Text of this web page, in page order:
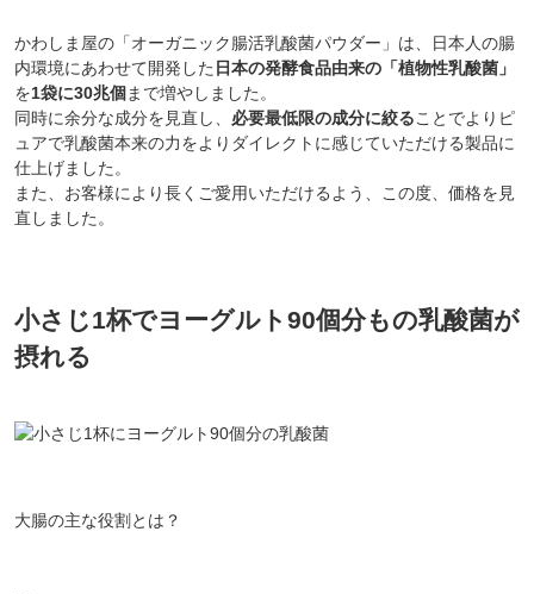
かわしま屋の「オーガニック腸活乳酸菌パウダー」は、日本人の腸
内環境にあわせて開発した 日本の発酵食品由来の「植物性乳酸菌」
を1袋に30兆個 まで増やしました。
同時に余分な成分を見直し、 必要最低限の成分に絞ることでよりピ
ュアで乳酸菌本来の力をよりダイレクトに感じていただける製品に
仕上げました。
また、お客様により長くご愛用いただけるよう、この度、価格を見
直しました。
小さじ1杯でヨーグルト90個分もの乳酸菌が
摂れる
大腸の主な役割とは？